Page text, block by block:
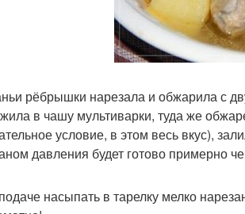
рёбрышки нарезала и обжарила с
в чашу мультиварки, туда же
условие, в этом весь вкус),
давления будет готово примерно
насыпать в тарелку мелко